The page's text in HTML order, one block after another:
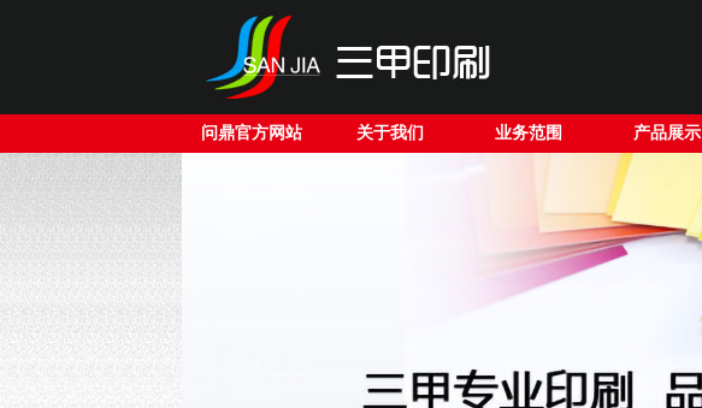
问鼎官方网站 关于我们 业务范围 产品展示